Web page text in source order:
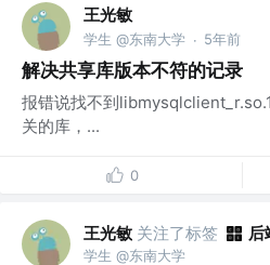
王光敏
学生 @东南大学 · 5年前
解决共享库版本不符的记录
报错说找不到
关的库，...
0
王光敏 关注了标签 后
学生 @东南大学